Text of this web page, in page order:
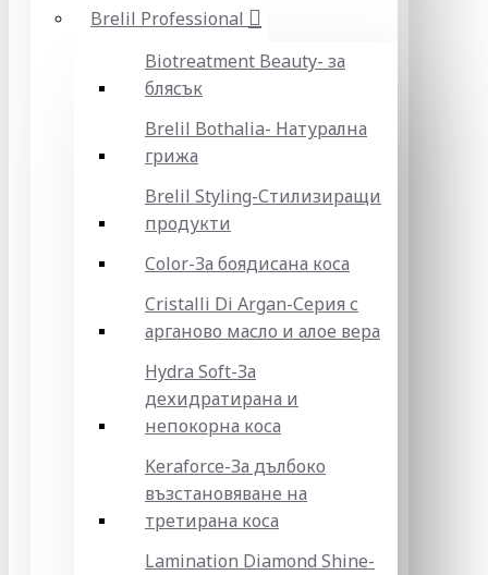
Brelil Professional
Biotreatment Beauty- за
блясък
Brelil Bothalia- Натурална
грижа
Brelil Styling-Стилизиращи
продукти
Color-За боядисана коса
Cristalli Di Argan-Серия с
арганово масло и алое вера
Hydra Soft-За
дехидратирана и
непокорна коса
Keraforce-За дълбоко
възстановяване на
третирана коса
Lamination Diamond Shine-